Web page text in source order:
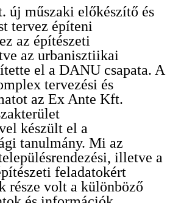
új műszaki előkészítő és
tervez építeni
az építészeti
az urbanisztiikai
el a DANU csapata. A
tervezési és
az Ex Ante Kft.
készült el a
tanulmány. Mi az
illetve a
feladatokért
része volt a különböző